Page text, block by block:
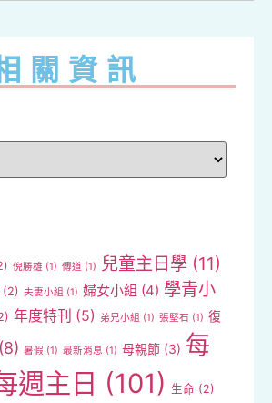
關資訊
倪勝雄 (1) 傳道 (1) 兒童主日學 (11)
(2) 夫妻小組 (1) 婦女小組 (4) 學青小
年度特刊 (5) 弟兄小組 (1) 張堅石 (1) 復
(8) 暑假 (1) 最新消息 (1) 母親節 (3) 每
週主日 (101) 生命 (2)